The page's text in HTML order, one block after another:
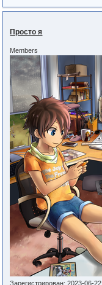
Просто я
Members
Зарегистрирован: 2023-06-22